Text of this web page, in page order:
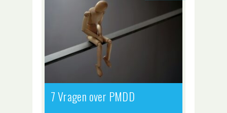
7 Vragen over PMDD